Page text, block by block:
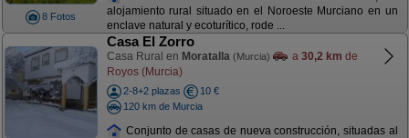
8 Fotos
alojamiento rural situado en el Noroeste Murciano en un
enclave natural y ecoturítico, rode ...
Casa El Zorro
Casa Rural en Moratalla (Murcia) a 30,2 km de
Royos (Murcia)
2-8+2 plazas
10 €
120 km de Murcia
Conjunto de casas de nueva construcción, situadas al